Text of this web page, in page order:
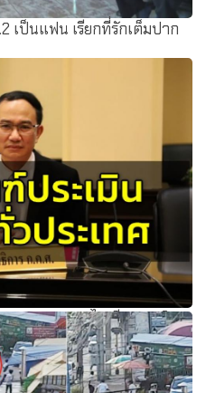
เป็นแฟน เรียกที่รักเต็มปาก
ะเทศ ก.ค.ศ.ไฟเขียว ‘ครูจิต